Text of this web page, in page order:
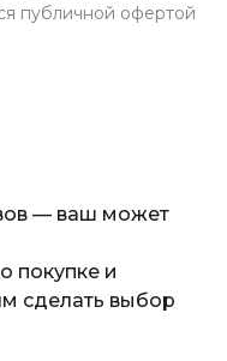
публичной офертой
— ваш может
покупке и
сделать выбор